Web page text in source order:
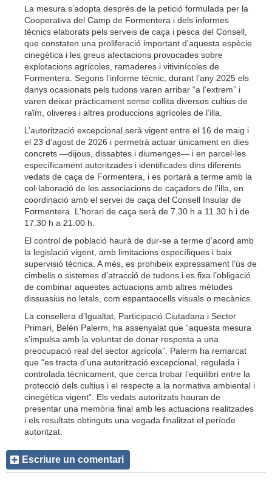
La mesura s’adopta després de la petició formulada per la
Cooperativa del Camp de Formentera i dels informes
tècnics elaborats pels serveis de caça i pesca del Consell,
que constaten una proliferació important d’aquesta espècie
cinegètica i les greus afectacions provocades sobre
explotacions agrícoles, ramaderes i vitivinícoles de
Formentera. Segons l’informe tècnic, durant l’any 2025 els
danys ocasionats pels tudons varen arribar “a l’extrem” i
varen deixar pràcticament sense collita diversos cultius de
raïm, oliveres i altres produccions agrícoles de l’illa.
L’autorització excepcional serà vigent entre el 16 de maig i
el 23 d’agost de 2026 i permetrà actuar únicament en dies
concrets —dijous, dissabtes i diumenges— i en parcel·les
específicament autoritzades i identificades dins diferents
vedats de caça de Formentera, i es portarà a terme amb la
col·laboració de les associacions de caçadors de l'illa, en
coordinació amb el servei de caça del Consell Insular de
Formentera. L'horari de caça serà de 7.30 h a 11.30 h i de
17.30 h a 21.00 h.
El control de població haurà de dur-se a terme d’acord amb
la legislació vigent, amb limitacions específiques i baix
supervisió tècnica. A més, es prohibeix expressament l’ús de
cimbells o sistemes d’atracció de tudons i es fixa l’obligació
de combinar aquestes actuacions amb altres mètodes
dissuasius no letals, com espantaocells visuals o mecànics.
La consellera d’Igualtat, Participació Ciutadana i Sector
Primari, Belén Palerm, ha assenyalat que “aquesta mesura
s’impulsa amb la voluntat de donar resposta a una
preocupació real del sector agrícola”. Palerm ha remarcat
que “es tracta d’una autorització excepcional, regulada i
controlada tècnicament, que cerca trobar l’equilibri entre la
protecció dels cultius i el respecte a la normativa ambiental i
cinegètica vigent”. Els vedats autoritzats hauran de
presentar una memòria final amb les actuacions realitzades
i els resultats obtinguts una vegada finalitzat el període
autoritzat.
Escriure un comentari